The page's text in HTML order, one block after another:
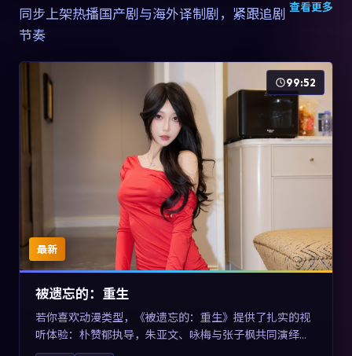
同步上架热播国产剧与海外译制剧，紧跟追剧
节奏
查看更多
最新
99:52
被遗忘的：重生
若你喜欢动漫类型，《被遗忘的：重生》提供了扎实的视
听体验：朴赞郁执导，朱亚文、咏梅与张子枫共同演绎。
影片2025年于法国上映，内容用喜剧外壳包裹对现实规则